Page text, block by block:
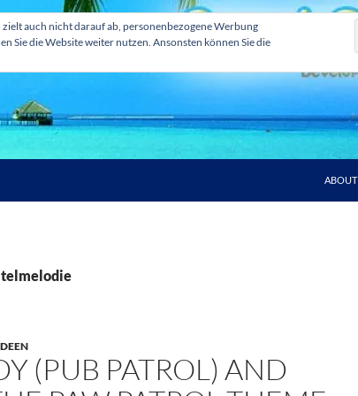
ABOUT
(PUB PATROL) AND
auch nicht darauf ab, personenbezogene Werbung
Sie die Website weiter nutzen. Ansonsten können Sie die